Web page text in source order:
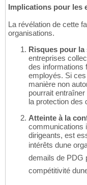
Implications pour les
La révélation de cette
organisations.
Risques pour la
entreprises
des informations
employés. Si
manière non
pourrait
la protection des
Atteinte à la
communications
dirigeants, est
intérêts dune
demails de
compétitivité